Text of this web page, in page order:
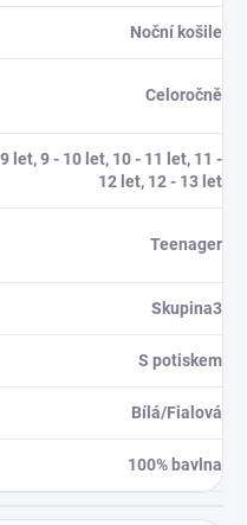
Noční košile
Celoročně
let, 9 - 10 let, 10 - 11 let, 11 -
12 let, 12 - 13 let
Teenager
Skupina3
S potiskem
Bílá/Fialová
100% bavlna